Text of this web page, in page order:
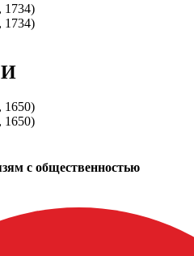
1734)
1734)
1650)
1650)
с общественностью